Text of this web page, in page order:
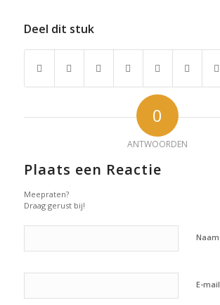
Deel dit stuk
0
ANTWOORDEN
Plaats een Reactie
Meepraten?
Draag gerust bij!
Naam
E-mail